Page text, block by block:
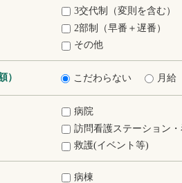
3交代制（変則を含む）
2部制（早番＋遅番）
その他
） こだわらない 月給
病院
訪問看護ステーション
救護(イベント等)
病棟